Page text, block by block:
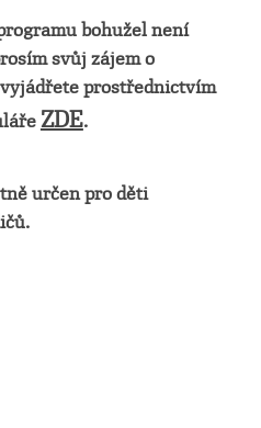
bohužel není
svůj zájem o
prostřednictvím
ZDE.
určen pro děti